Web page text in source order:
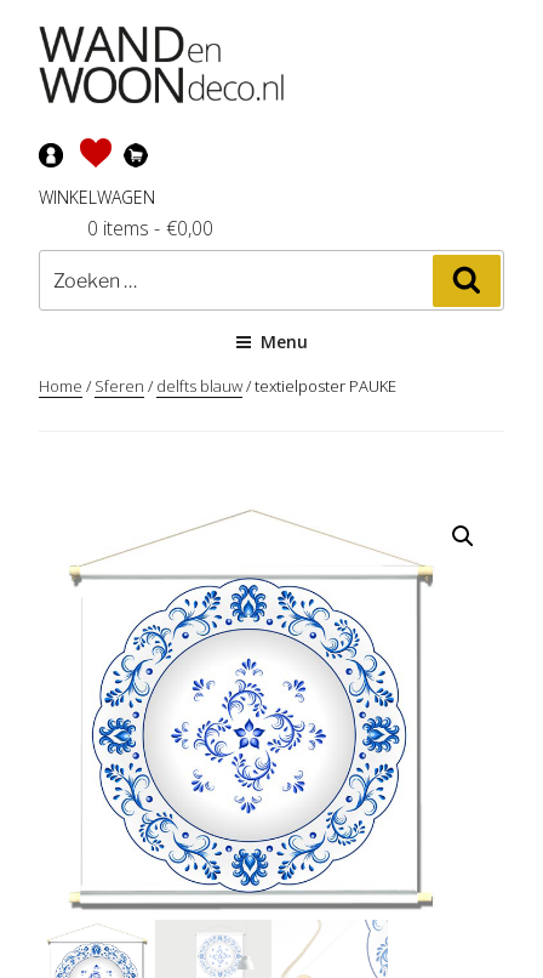
inhoud
WINKELWAGEN
- €0,00
0 items
Zoeken
naar:
Menu
Home / Sferen / delfts blauw/ textielposter PAUKE